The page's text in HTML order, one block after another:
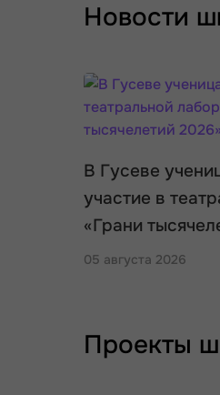
Новости
В Гусеве
участие в
«Грани
05 августа 2026
Проекты